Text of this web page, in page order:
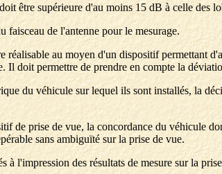
être supérieure d'au moins 15 dB à celle des
faisceau de l'antenne pour le mesurage.
réalisable au moyen d'un dispositif permettant
doit permettre de prendre en compte la
du véhicule sur lequel ils sont installés, la
de prise de vue, la concordance du véhicule
sans ambiguïté sur la prise de vue.
à l'impression des résultats de mesure sur la